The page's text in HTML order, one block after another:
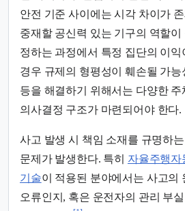
안전 기준 사이에는 시각 차이가
중재할 공신력 있는 기구의 역할이
정하는 과정에서 특정 집단의 이
경우 규제의 형평성이 훼손될 가
등을 해결하기 위해서는 다양한
의사결정 구조가 마련되어야 한다.
사고 발생 시 책임 소재를 규명하
문제가 발생한다. 특히 자율주행자
기술이 적용된 분야에서는 사고의
오류인지, 혹은 운전자의 관리 부